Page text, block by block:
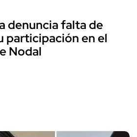
denuncia falta de
participación en el
Nodal